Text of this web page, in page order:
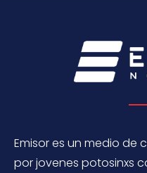
Emisor es un medio
por jovenes potosinxs